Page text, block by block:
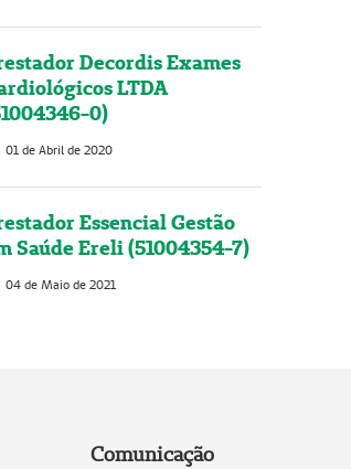
Decordis Exames
LTDA
0)
01 de Abril de 2020
Essencial Gestão
Saúde Ereli (51004354-7)
04 de Maio de 2021
Comunicação